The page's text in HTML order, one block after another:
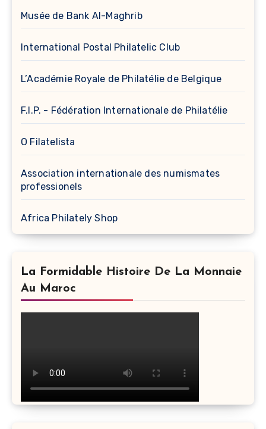
Musée de Bank Al-Maghrib
International Postal Philatelic Club
L’Académie Royale de Philatélie de Belgique
F.I.P. - Fédération Internationale de Philatélie
O Filatelista
Association internationale des numismates
professionels
Africa Philately Shop
La Formidable Histoire De La Monnaie
Au Maroc